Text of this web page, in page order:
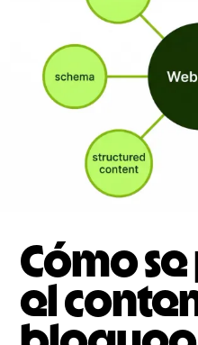
Cómo se prepara
el